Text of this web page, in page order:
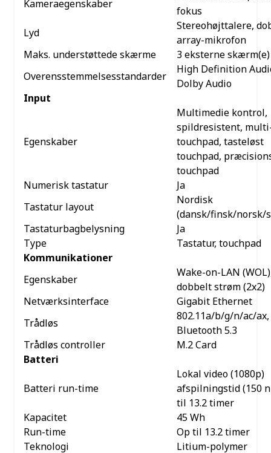
Kameraegenskaber
fokus
Lyd
Stereohøjttalere,
array-mikrofon
Maks. understøttede skærme
3 eksterne skærm(e)
Overensstemmelsesstandarder
High Definition
Dolby Audio
Input
Egenskaber
Multimedie kontrol,
spildresistent,
touchpad, tasteløst
touchpad,
touchpad
Numerisk tastatur
Ja
Tastatur layout
Nordisk
(dansk/finsk/norsk/
Tastaturbagbelysning
Ja
Type
Tastatur, touchpad
Kommunikationer
Egenskaber
Wake-on-LAN
dobbelt strøm (2x2)
Netværksinterface
Gigabit Ethernet
Trådløs
802.11a/b/g/n/ac/ax,
Bluetooth 5.3
Trådløs controller
M.2 Card
Batteri
Batteri run-time
Lokal video (1080p)
afspilningstid (150
til 13.2 timer
Kapacitet
45 Wh
Run-time
Op til 13.2 timer
Teknologi
Litium-polymer